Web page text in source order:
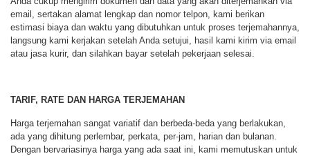
email, sertakan alamat lengkap dan nomor telpon, kami berikan
estimasi biaya dan waktu yang dibutuhkan untuk proses terjemahannya,
langsung kami kerjakan setelah Anda setujui, hasil kami kirim via email
atau jasa kurir, dan silahkan bayar setelah pekerjaan selesai.
TARIF, RATE DAN HARGA TERJEMAHAN
Harga terjemahan sangat variatif dan berbeda-beda yang berlakukan,
ada yang dihitung perlembar, perkata, per-jam, harian dan bulanan.
Dengan bervariasinya harga yang ada saat ini, kami memutuskan untuk